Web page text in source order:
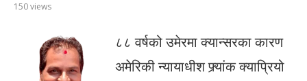
150views
८८ वर्षको उमेरमा क्यान्सरका कारण
अमेरिकी न्यायाधीश फ्र्यांक क्याप्रियो